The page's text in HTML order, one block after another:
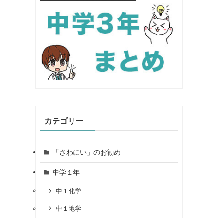
カテゴリー
「さわにい」のお勧め
中学１年
中１化学
中１地学